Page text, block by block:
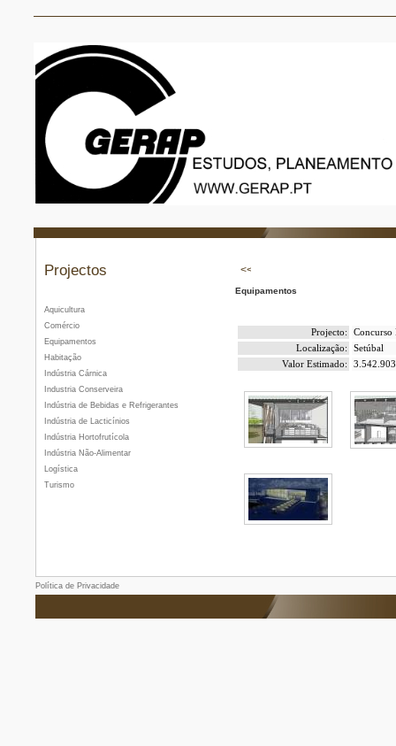
Projectos
Aquicultura
Comércio
Equipamentos
Habitação
Indústria Cárnica
Industria Conserveira
Indústria de Bebidas e Refrigerantes
Indústria de Lacticínios
Indústria Hortofrutícola
Indústria Não-Alimentar
Logística
Turismo
Equipamentos
Projecto:
Concurso
Localização:
Setúbal
Valor Estimado:
Política de Privacidade